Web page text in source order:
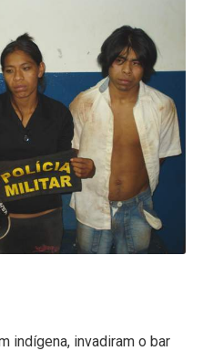
indígena, invadiram o bar